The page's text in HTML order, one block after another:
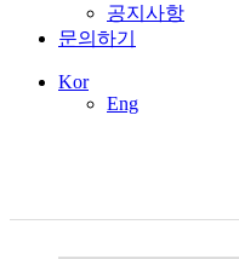
공지사항
문의하기
Kor
Eng